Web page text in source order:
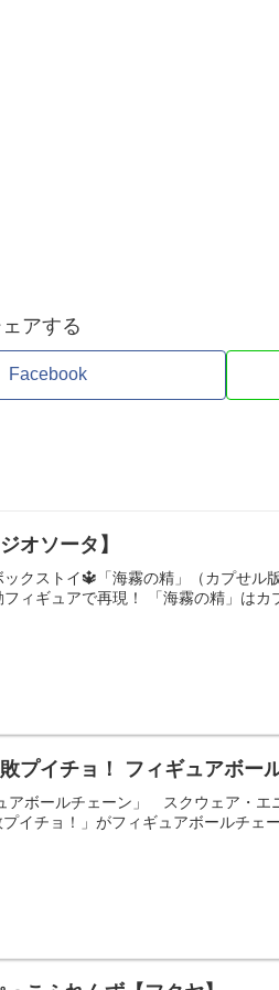
アする
Facebook
オソータ】
クストイ🔱「海霧の精」（カプせル
ィギュアで再現！ 「海霧の精」は
プイチョ！ フィギュアボー
アボールチェーン」 スクウェア・エ
イチョ！」がフィギュアボールチェ